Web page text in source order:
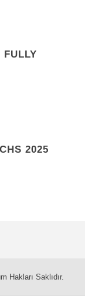
FULLY
2025
Hakları Saklıdır.